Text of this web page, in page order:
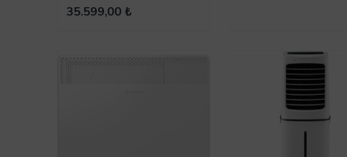
35.599,00 ₺